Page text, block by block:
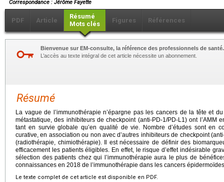
Correspondance : Jérôme Fayette
PDF Article
Résumé
Mots clés
Figures Références
Bienvenue sur EM-consulte, la référence des professionnels de santé.
L’accès au texte intégral de cet article nécessite un abonnement.
Résumé
La vague de l’immunothérapie n’épargne pas les cancers de la tête et
métastatique, des inhibiteurs de checkpoint (anti-PD-1/PD-L1) ont l’AMM
tant en survie globale qu’en qualité de vie. Nombre d’études sont en
curative, en association ou non avec d’autres inhibiteurs de checkpoint
(radiothérapie, chimiothérapie). Il est nécessaire de définir des
efficacement les patients éligibles. En effet, le risque d’effet indésirable
sélection des patients chez qui l’immunothérapie aura le plus de
connaissances en 2018 de l’immunothérapie dans les cancers
Le texte complet de cet article est disponible en PDF.